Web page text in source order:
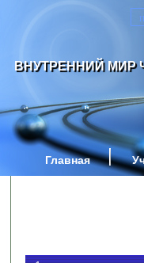
ВНУТРЕННИЙ МИР
Главная